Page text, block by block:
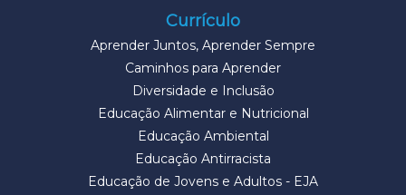
Currículo
Aprender Juntos, Aprender Sempre
Caminhos para Aprender
Diversidade e Inclusão
Educação Alimentar e Nutricional
Educação Ambiental
Educação Antirracista
Educação de Jovens e Adultos - EJA